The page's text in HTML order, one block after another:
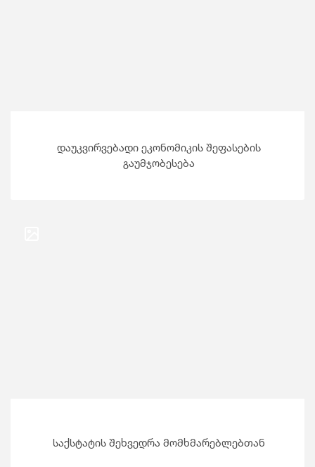
დაუკვირვებადი ეკონომიკის შეფასების
გაუმჯობესება
საქსტატის შეხვედრა მომხმარებლებთან